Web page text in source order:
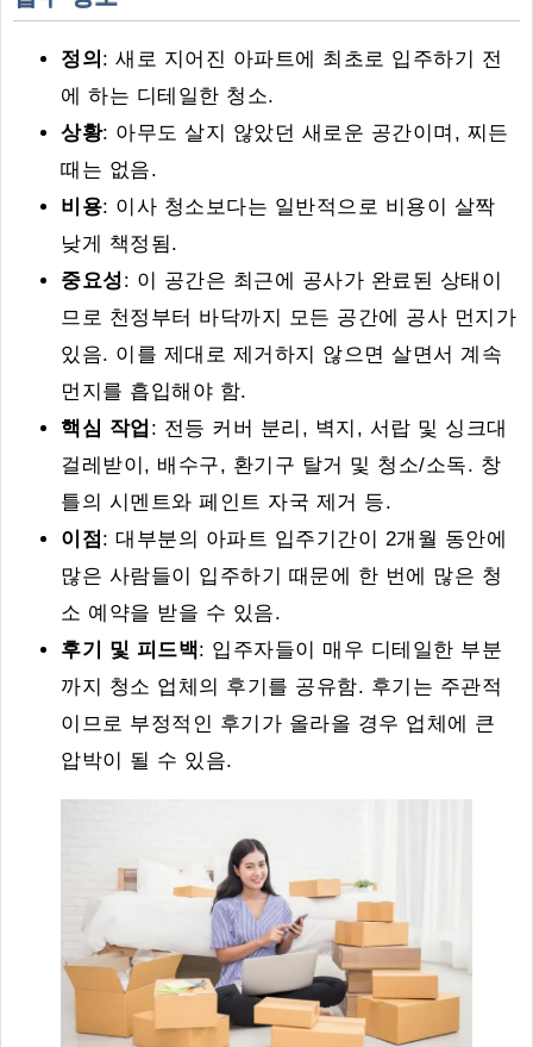
정의 : 새로 지어진 아파트에 최초로 입주하기 전
에 하는 디테일한 청소.
상황: 아무도 살지 않았던 새로운 공간이며, 찌든
때는 없음.
비용: 이사 청소보다는 일반적으로 비용이 살짝
낮게 책정됨.
중요성 : 이 공간은 최근에 공사가 완료된 상태이
므로 천정부터 바닥까지 모든 공간에 공사 먼지가
있음. 이를 제대로 제거하지 않으면 살면서 계속
먼지를 흡입해야 함.
핵심 작업 : 전등 커버 분리, 벽지, 서랍 및 싱크대
걸레받이, 배수구, 환기구 탈거 및 청소/소독. 창
틀의 시멘트와 페인트 자국 제거 등.
이점: 대부분의 아파트 입주기간이 2개월 동안에
많은 사람들이 입주하기 때문에 한 번에 많은 청
소 예약을 받을 수 있음.
후기 및 피드백: 입주자들이 매우 디테일한 부분
까지 청소 업체의 후기를 공유함. 후기는 주관적
이므로 부정적인 후기가 올라올 경우 업체에 큰
압박이 될 수 있음.